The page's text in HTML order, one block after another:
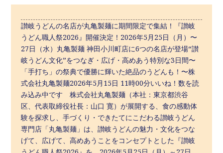
讃岐うどんの名店が丸亀製麺に期間限定で集結！『讃岐
うどん職人祭2026』開催決定！2026年5月25日（月）〜
27日（水）丸亀製麺 神田小川町店に6つの名店が登場“讃
岐うどん文化”をつなぎ・広げ・高めあう特別な3日間〜
「手打ち」の祭典で優勝に輝いた絶品のうどんも！〜株
式会社丸亀製麺2026年5月15日 11時00分いいね！数を読
み込み中です 株式会社丸亀製麺（本社：東京都渋谷
区、代表取締役社長：山口 寛）が展開する、食の感動体
験を探求し、手づくり・できたてにこだわる讃岐うどん
専門店「丸亀製麺」は、讃岐うどんの魅力・文化をつな
げて、広げて、高めあうことをコンセプトとした『讃岐